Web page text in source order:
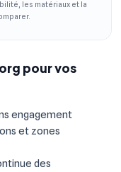
les matériaux et la
pour vos
engagement
et zones
des